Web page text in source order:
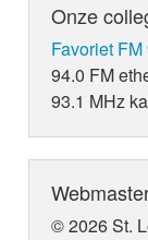
Onze
Favoriet FM
94.0 FM
93.1 MHz
© 2026 St.